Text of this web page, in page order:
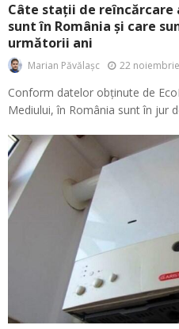
Câte stații de
sunt în România și care
următorii ani
Marian Păvălașc 22
Conform datelor obținute de
Mediului, în România sunt în jur